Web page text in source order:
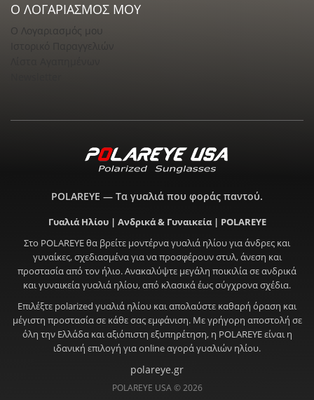
Ο ΛΟΓΑΡΙΑΣΜΌΣ ΜΟΥ
Ο Λογαριασμός μου
POLAREYE — Τα γυαλιά που φοράς παντού.
Γυαλιά Ηλίου | Ανδρικά & Γυναικεία | POLAREYE
Στο POLAREYE θα βρείτε μοντέρνα γυαλιά ηλίου για άνδρες και
γυναίκες, σχεδιασμένα για να προσφέρουν στυλ, άνεση και
προστασία από τον ήλιο. Ανακαλύψτε μεγάλη ποικιλία σε ανδρικά
και γυναικεία γυαλιά ηλίου, από κλασικά έως σύγχρονα σχέδια.
Επιλέξτε polarized γυαλιά ηλίου και απολαύστε καθαρή όραση και
μέγιστη προστασία σε κάθε σας εμφάνιση. Με γρήγορη αποστολή σε
όλη την Ελλάδα και αξιόπιστη εξυπηρέτηση, η POLAREYE είναι η
ιδανική επιλογή για online αγορά γυαλιών ηλίου.
polareye.gr
POLAREYE USA © 2026